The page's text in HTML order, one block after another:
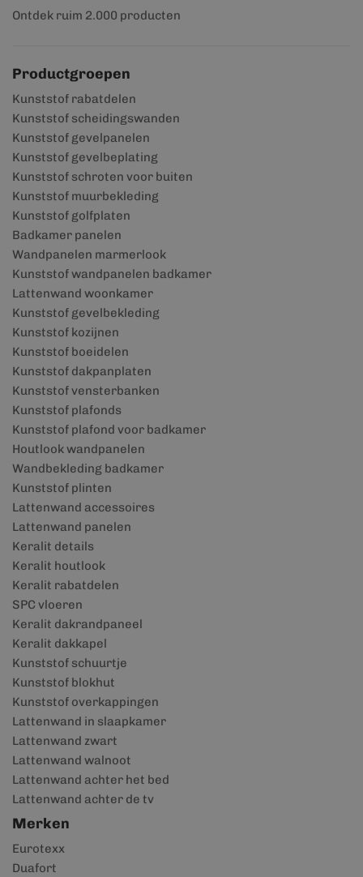
Ontdek ruim 2.000 producten
Productgroepen
Kunststof rabatdelen
Kunststof scheidingswanden
Kunststof gevelpanelen
Kunststof gevelbeplating
Kunststof schroten voor buiten
Kunststof muurbekleding
Kunststof golfplaten
Badkamer panelen
Wandpanelen marmerlook
Kunststof wandpanelen badkamer
Lattenwand woonkamer
Kunststof gevelbekleding
Kunststof kozijnen
Kunststof boeidelen
Kunststof dakpanplaten
Kunststof vensterbanken
Kunststof plafonds
Kunststof plafond voor badkamer
Houtlook wandpanelen
Wandbekleding badkamer
Kunststof plinten
Lattenwand accessoires
Lattenwand panelen
Keralit details
Keralit houtlook
Keralit rabatdelen
SPC vloeren
Keralit dakrandpaneel
Keralit dakkapel
Kunststof schuurtje
Kunststof blokhut
Kunststof overkappingen
Lattenwand in slaapkamer
Lattenwand zwart
Lattenwand walnoot
Lattenwand achter het bed
Lattenwand achter de tv
Merken
Eurotexx
Duafort